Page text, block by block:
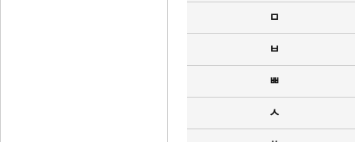
ㅁ
ㅂ
ㅃ
ㅅ